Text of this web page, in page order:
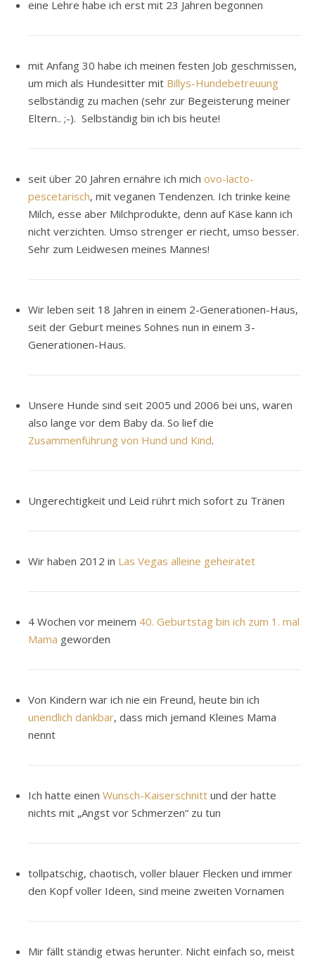
eine Lehre habe ich erst mit 23 Jahren begonnen
mit Anfang 30 habe ich meinen festen Job geschmissen,
um mich als Hundesitter mit Billys-Hundebetreuung
selbständig zu machen (sehr zur Begeisterung meiner
Eltern.. ;-). Selbständig bin ich bis heute!
seit über 20 Jahren ernähre ich mich ovo-lacto-
pescetarisch, mit veganen Tendenzen. Ich trinke keine
Milch, esse aber Milchprodukte, denn auf Käse kann ich
nicht verzichten. Umso strenger er riecht, umso besser.
Sehr zum Leidwesen meines Mannes!
Wir leben seit 18 Jahren in einem 2-Generationen-Haus,
seit der Geburt meines Sohnes nun in einem 3-
Generationen-Haus.
Unsere Hunde sind seit 2005 und 2006 bei uns, waren
also lange vor dem Baby da. So lief die
Zusammenführung von Hund und Kind.
Ungerechtigkeit und Leid rührt mich sofort zu Tränen
Wir haben 2012 in Las Vegas alleine geheiratet
4 Wochen vor meinem 40. Geburtstag bin ich zum 1. mal
Mama geworden
Von Kindern war ich nie ein Freund, heute bin ich
unendlich dankbar, dass mich jemand Kleines Mama
nennt
Ich hatte einen Wunsch-Kaiserschnitt und der hatte
nichts mit „Angst vor Schmerzen“ zu tun
tollpatschig, chaotisch, voller blauer Flecken und immer
den Kopf voller Ideen, sind meine zweiten Vornamen
Mir fällt ständig etwas herunter. Nicht einfach so, meist